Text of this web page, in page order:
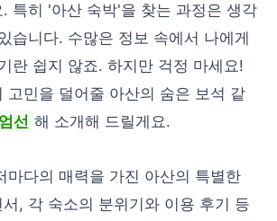
특히 '아산 숙박'을 찾는 과정은 생각
습니다. 수많은 정보 속에서 나에게
란 쉽지 않죠. 하지만 걱정 마세요!
고민을 덜어줄 아산의 숨은 보석 같
엄선 해 소개해 드릴게요.
마다의 매력을 가진 아산의 특별한
, 각 숙소의 분위기와 이용 후기 등